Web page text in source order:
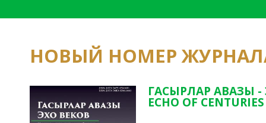
НОВЫЙ НОМЕР
ГАСЫРЛАР АВАЗЫ -
ECHO OF